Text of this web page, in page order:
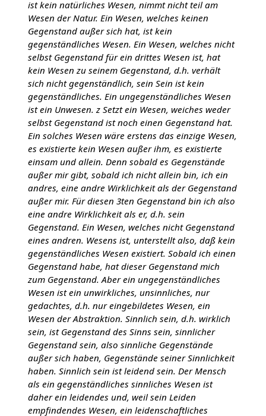
ist kein natürliches Wesen, nimmt nicht teil am
Wesen der Natur. Ein Wesen, welches keinen
Gegenstand außer sich hat, ist kein
gegenständliches Wesen. Ein Wesen, welches nicht
selbst Gegenstand für ein drittes Wesen ist, hat
kein Wesen zu seinem Gegenstand, d.h. verhält
sich nicht gegenständlich, sein Sein ist kein
gegenständliches. Ein ungegenständliches Wesen
ist ein Unwesen. z Setzt ein Wesen, weiches weder
selbst Gegenstand ist noch einen Gegenstand hat.
Ein solches Wesen wäre erstens das einzige Wesen,
es existierte kein Wesen außer ihm, es existierte
einsam und allein. Denn sobald es Gegenstände
außer mir gibt, sobald ich nicht allein bin, ich ein
andres, eine andre Wirklichkeit als der Gegenstand
außer mir. Für diesen 3ten Gegenstand bin ich also
eine andre Wirklichkeit als er, d.h. sein
Gegenstand. Ein Wesen, welches nicht Gegenstand
eines andren. Wesens ist, unterstellt also, daß kein
gegenständliches Wesen existiert. Sobald ich einen
Gegenstand habe, hat dieser Gegenstand mich
zum Gegenstand. Aber ein ungegenständliches
Wesen ist ein unwirkliches, unsinnliches, nur
gedachtes, d.h. nur eingebildetes Wesen, ein
Wesen der Abstraktion. Sinnlich sein, d.h. wirklich
sein, ist Gegenstand des Sinns sein, sinnlicher
Gegenstand sein, also sinnliche Gegenstände
außer sich haben, Gegenstände seiner Sinnlichkeit
haben. Sinnlich sein ist leidend sein. Der Mensch
als ein gegenständliches sinnliches Wesen ist
daher ein leidendes und, weil sein Leiden
empfindendes Wesen, ein leidenschaftliches